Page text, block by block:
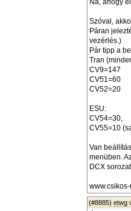
Na, ahogy
Szóval,
Páran
vezérlés.)
Pár tipp a
Tran
CV9=147
CV51=60
CV52=20
ESU:
CV54=30,
CV55=10
Van
menüben.
DCX
(#8885) etwg